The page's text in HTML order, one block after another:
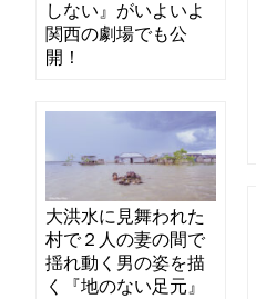
しない』がいよいよ
関西の劇場でも公
開！
大洪水に見舞われた
村で２人の妻の間で
揺れ動く男の姿を描
く『地のない足元』